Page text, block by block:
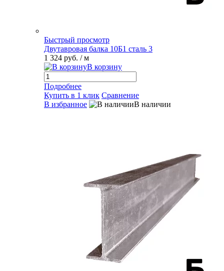
Быстрый просмотр
Двутавровая балка 10Б1 сталь 3
1 324 руб. / м
В корзину
Подробнее
Купить в 1 клик Сравнение
В избранное
В наличии